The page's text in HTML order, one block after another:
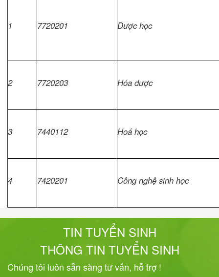
1 7720201 Dược học
2 7720203 Hóa dược
3 7440112 Hoá học
4 7420201 Công nghệ sinh học
TIN TUYỂN SINH
THÔNG TIN TUYỂN SINH
Chúng tôi luôn sẵn sàng tư vấn, hỗ trợ !